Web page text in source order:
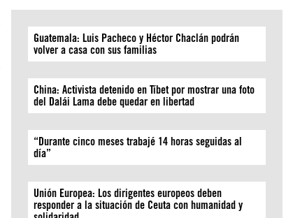
Guatemala: Luis Pacheco y Héctor Chaclán podrán
volver a casa con sus familias
China: Activista detenido en Tíbet por mostrar una foto
del Dalái Lama debe quedar en libertad
“Durante cinco meses trabajé 14 horas seguidas al
día”
Unión Europea: Los dirigentes europeos deben
responder a la situación de Ceuta con humanidad y